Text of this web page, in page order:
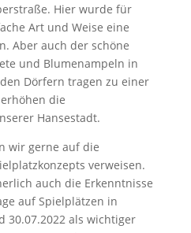
Hier wurde für
Art und Weise eine
Aber auch der schöne
und Blumenampeln in
Dörfern tragen zu einer
die
Hansestadt.
wir gerne auf die
verweisen.
auch die Erkenntnisse
auf Spielplätzen in
30.07.2022 als wichtiger